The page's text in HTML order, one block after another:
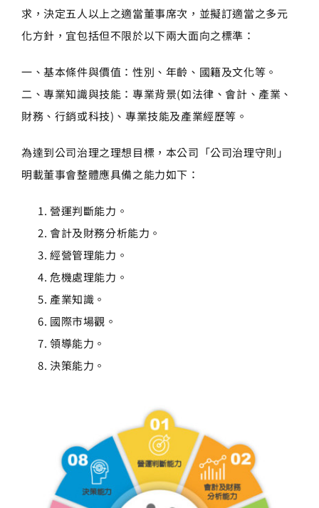
求，決定五人以上之適當董事席次，並擬訂適當之多元
化方針，宜包括但不限於以下兩大面向之標準：
一、基本條件與價值：性別、年齡、國籍及文化等。
二、專業知識與技能：專業背景(如法律、會計、產業、
財務、行銷或科技)、專業技能及產業經歷等。
為達到公司治理之理想目標，本公司「公司治理守則」
明載董事會整體應具備之能力如下：
營運判斷能力。
會計及財務分析能力。
經營管理能力。
危機處理能力。
產業知識。
國際市場觀。
領導能力。
決策能力。